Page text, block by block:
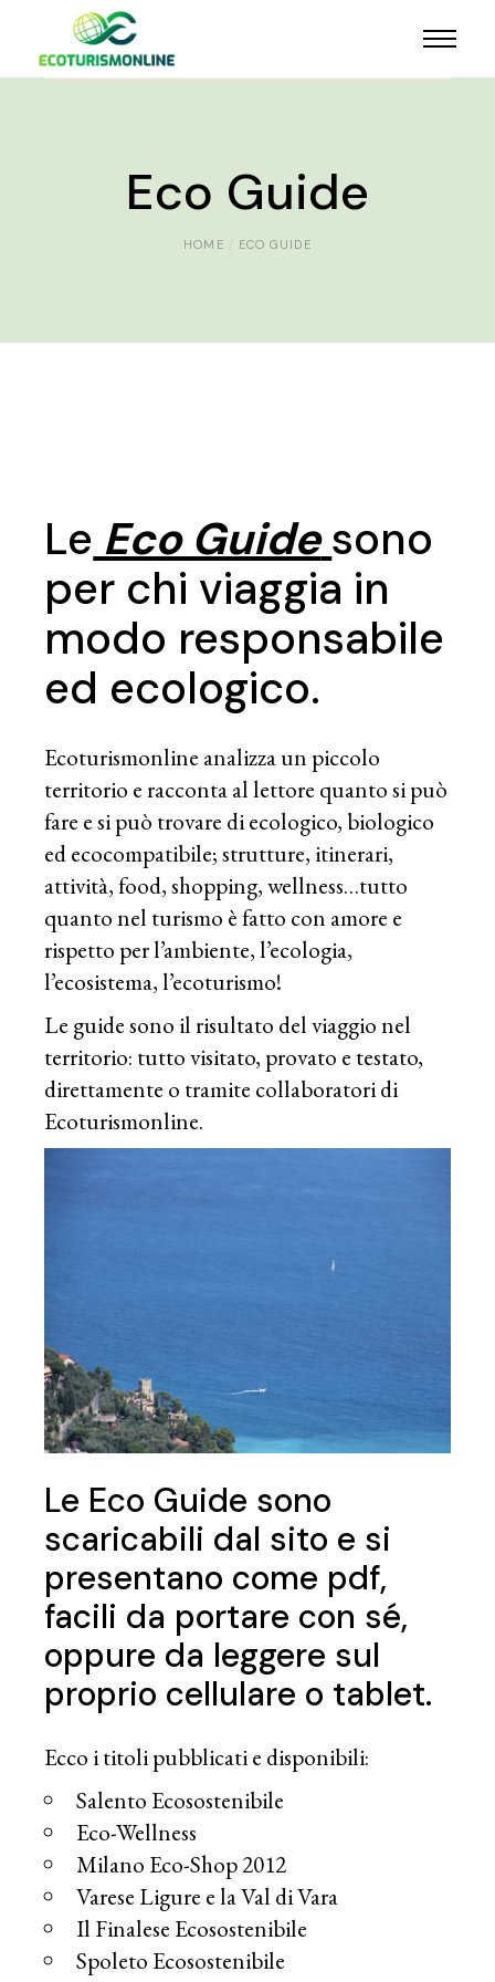
Eco Guide
HOME ECO GUIDE
Le Eco Guide sono
per chi viaggia in
modo responsabile
ed ecologico.
Ecoturismonline analizza un piccolo
territorio e racconta al lettore quanto si può
fare e si può trovare di ecologico, biologico
ed ecocompatibile; strutture, itinerari,
attività, food, shopping, wellness…tutto
quanto nel turismo è fatto con amore e
rispetto per l’ambiente, l’ecologia,
l’ecosistema, l’ecoturismo!
Le guide sono il risultato del viaggio nel
territorio: tutto visitato, provato e testato,
direttamente o tramite collaboratori di
Ecoturismonline.
Le Eco Guide sono
scaricabili dal sito e si
presentano come pdf,
facili da portare con sé,
oppure da leggere sul
proprio cellulare o tablet.
Ecco i titoli pubblicati e disponibili:
Salento Ecosostenibile
Eco-Wellness
Milano Eco-Shop 2012
Varese Ligure e la Val di Vara
Il Finalese Ecosostenibile
Spoleto Ecosostenibile